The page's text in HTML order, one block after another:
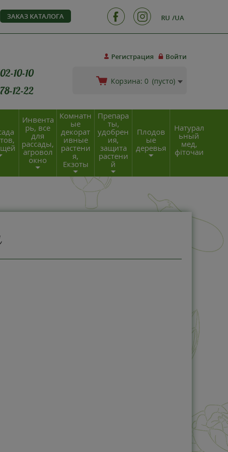
ЗАКАЗ КАТАЛОГА RU UA
Регистрация Войти
Корзина: 0 (пусто)
10-10
12-22
Инвента
рь, все
для
рассады,
агровол
окно
Комнатн
ые
декорат
ивные
растени
я,
Екзоты
Препара
ты,
удобрен
ия,
защита
растени
й
Плодов
ые
деревья
Натурал
ьный
мед,
фіточаи